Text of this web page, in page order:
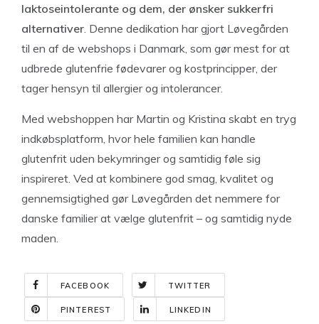
laktoseintolerante og dem, der ønsker sukkerfri
alternativer . Denne dedikation har gjort Løvegården
til en af de webshops i Danmark, som gør mest for at
udbrede glutenfrie fødevarer og kostprincipper, der
tager hensyn til allergier og intolerancer.
Med webshoppen har Martin og Kristina skabt en tryg
indkøbsplatform, hvor hele familien kan handle
glutenfrit uden bekymringer og samtidig føle sig
inspireret. Ved at kombinere god smag, kvalitet og
gennemsigtighed gør Løvegården det nemmere for
danske familier at vælge glutenfrit – og samtidig nyde
maden.
FACEBOOK TWITTER
PINTEREST LINKEDIN